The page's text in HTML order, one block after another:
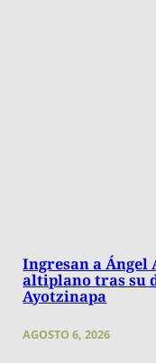
Ingresan a
altiplano tras su
Ayotzinapa
AGOSTO 6, 2026